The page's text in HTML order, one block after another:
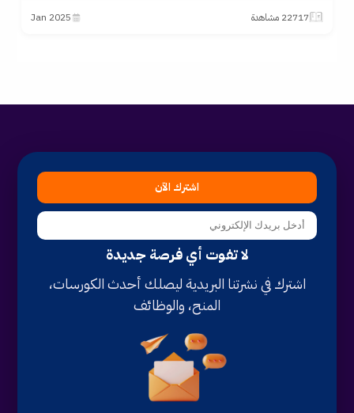
22717 مشاهدة 2025 Jan
اشترك الآن
لا تفوت أي فرصة جديدة
اشترك في نشرتنا البريدية ليصلك أحدث الكورسات،
المنح، والوظائف